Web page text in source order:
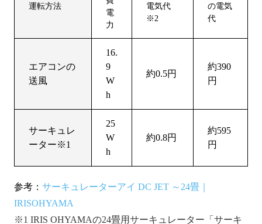
運転方法
電
力
電気代
※2
の電気
代
エアコンの
送風
16.
9
W
h
約0.5円
約390
円
サーキュレ
ーター※1
25
W
h
約0.8円
約595
円
参考： サーキュレーターアイ DC JET ～24畳｜
IRISOHYAMA
※1 IRIS OHYAMAの24畳用サーキュレーター「サーキ